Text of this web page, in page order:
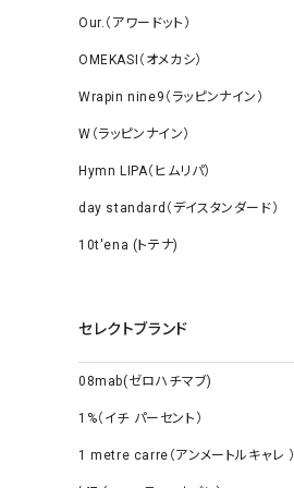
Our.（アワードット）
OMEKASI（オメカシ）
Wrapin nine9（ラッピンナイン）
W（ラッピンナイン）
Hymn LIPA（ヒムリパ）
day standard（デイスタンダード）
10t'ena (トテナ)
セレクトブランド
08mab(ゼロハチマブ)
1%（イチ パーセント）
1 metre carre（アンメートルキャレ ）